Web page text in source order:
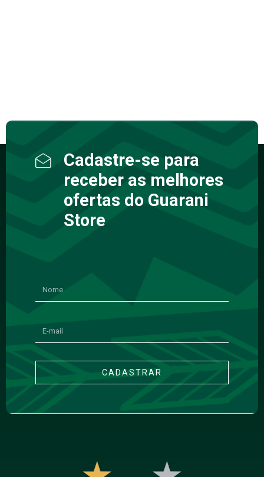
Cadastre-se para
receber as melhores
ofertas do Guarani
Store
CADASTRAR